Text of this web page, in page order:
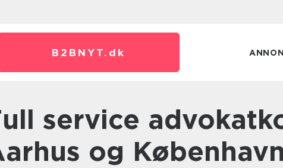
B2BNYT. dk
I
og